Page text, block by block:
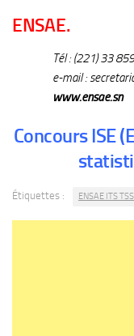
ENSAE.
Tél : (221) 33
e-mail :
www.ensae.sn
Concours ISE
Étiquettes : ENSAE ITS